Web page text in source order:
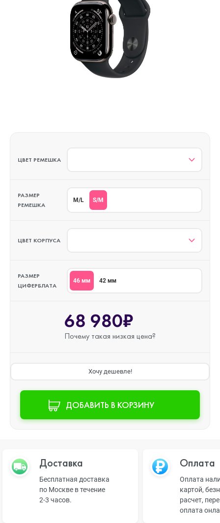
ЦВЕТ РЕМЕШКА
РАЗМЕР
РЕМЕШКА
M/L S/M
ЦВЕТ КОРПУСА
РАЗМЕР
ЦИФЕРБЛАТА
46 мм 42 мм
68 980₽
Почему такая низкая цена?
Хочу дешевле!
ДОБАВИТЬ В КОРЗИНУ
Доставка
Бесплатная доставка
по Москве в течение
2-3 часов.
Оплата
Оплата
картой,
расчет,
оплата